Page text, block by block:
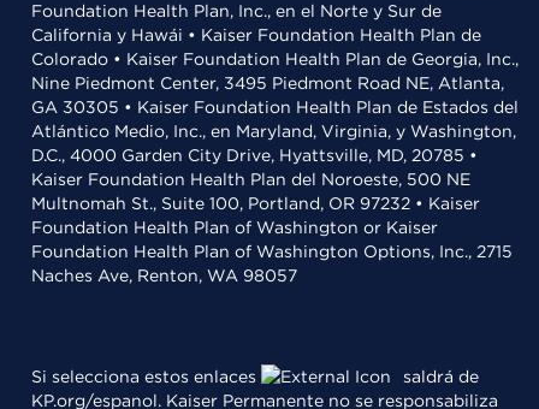
Foundation Health Plan, Inc., en el Norte y Sur de
California y Hawái • Kaiser Foundation Health Plan de
Colorado • Kaiser Foundation Health Plan de Georgia, Inc.,
Nine Piedmont Center, 3495 Piedmont Road NE, Atlanta,
GA 30305 • Kaiser Foundation Health Plan de Estados del
Atlántico Medio, Inc., en Maryland, Virginia, y Washington,
D.C., 4000 Garden City Drive, Hyattsville, MD, 20785 •
Kaiser Foundation Health Plan del Noroeste, 500 NE
Multnomah St., Suite 100, Portland, OR 97232 • Kaiser
Foundation Health Plan of Washington or Kaiser
Foundation Health Plan of Washington Options, Inc., 2715
Naches Ave, Renton, WA 98057
Si selecciona estos enlaces
saldrá de
KP.org/espanol. Kaiser Permanente no se responsabiliza